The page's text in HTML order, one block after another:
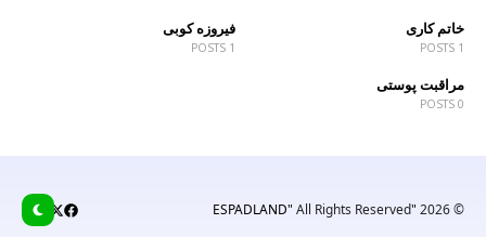
خاتم کاری
1 POSTS
فیروزه کوبی
1 POSTS
مراقبت پوستی
0 POSTS
© 2026
"ESPADLAND"
All Rights Reserved